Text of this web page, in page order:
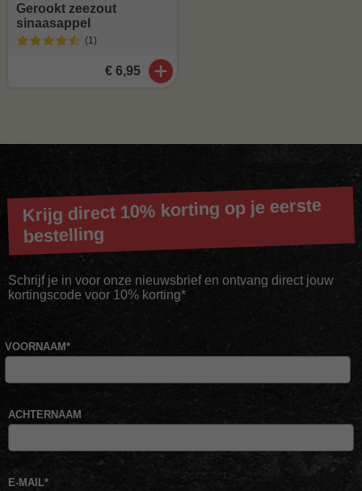
Gerookt zeezout
sinaasappel
(1)
€ 6,95
Krijg direct 10% korting op je eerste
bestelling
Schrijf je in voor onze nieuwsbrief en ontvang direct jouw
kortingscode voor 10% korting*
VOORNAAM*
ACHTERNAAM
E-MAIL*